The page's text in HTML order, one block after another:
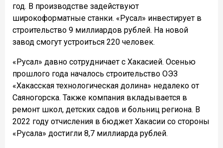
год. В производстве задействуют
широкоформатные станки. «Русал» инвестирует в
строительство 9 миллиардов рублей. На новой
завод смогут устроиться 220 человек.
«Русал» давно сотрудничает с Хакасией. Осенью
прошлого года началось строительство ОЭЗ
«Хакасская технологическая долина» недалеко от
Саяногорска. Также компания вкладывается в
ремонт школ, детских садов и больниц региона. В
2022 году отчисления в бюджет Хакасии со стороны
«Русала» достигли 8,7 миллиарда рублей.